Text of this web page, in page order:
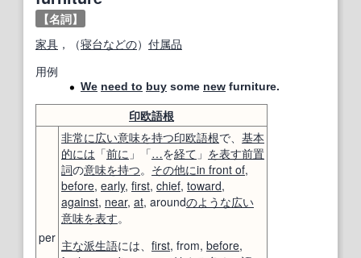
【名詞】
家具 ，（寝台などの） 付属品
用例
We need to buy some new furniture.
印欧語根
per
非常に広い意味を持つ印欧語根で、 基本
的には 「前に 」「…を経て 」 を表す前置
詞の意味を持つ。 その他にin front of,
before, early, first, chief, toward,
against, near, at, aroundのような広い
意味を表す。
主な派生語には、 first, from, before,